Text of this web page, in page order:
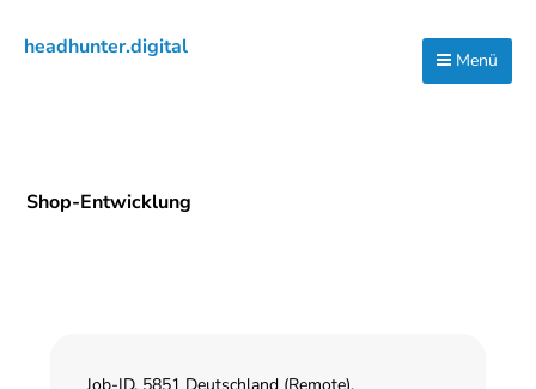
Hauptnavigation
Inhalt
Seitenspalte
headhunter.digital
Menü
Shop-Entwicklung